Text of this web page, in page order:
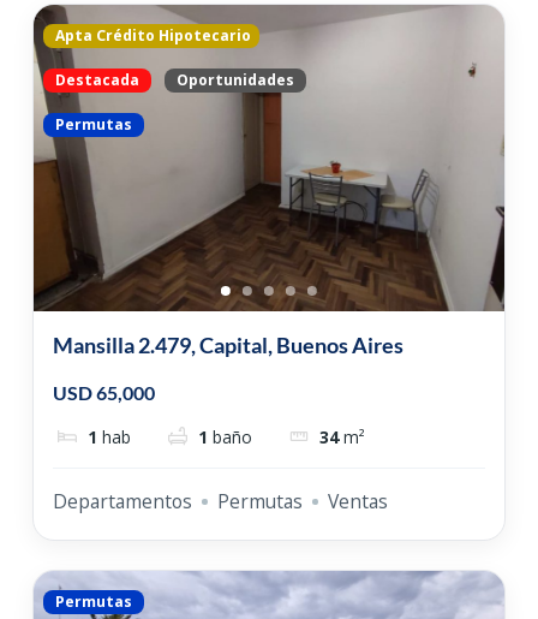
Apta Crédito Hipotecario
Destacada Oportunidades
Permutas
Mansilla 2.479, Capital, Buenos Aires
USD 65,000
1 hab 1 baño 34 m²
Departamentos Permutas Ventas
Permutas